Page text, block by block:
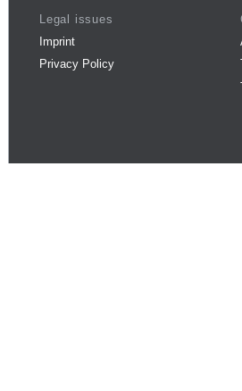
Legal issues
Imprint
Privacy Policy